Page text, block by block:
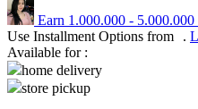
Pureats
QV Baby
Earn 1.000.000 - 5.000.000
Use Installment Options from
.
Available for :
home delivery
store pickup